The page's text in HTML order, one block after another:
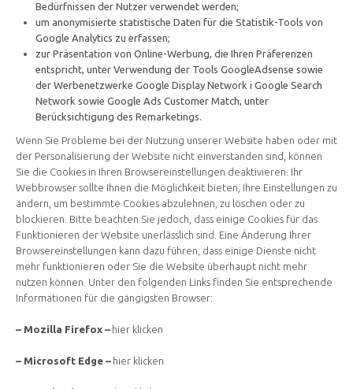
Bedürfnissen der Nutzer verwendet werden;
um anonymisierte statistische Daten für die Statistik-Tools von
Google Analytics zu erfassen;
zur Präsentation von Online-Werbung, die Ihren Präferenzen
entspricht, unter Verwendung der Tools GoogleAdsense sowie
der Werbenetzwerke Google Display Network i Google Search
Network sowie Google Ads Customer Match, unter
Berücksichtigung des Remarketings.
Wenn Sie Probleme bei der Nutzung unserer Website haben oder mit
der Personalisierung der Website nicht einverstanden sind, können
Sie die Cookies in Ihren Browsereinstellungen deaktivieren. Ihr
Webbrowser sollte Ihnen die Möglichkeit bieten, Ihre Einstellungen zu
ändern, um bestimmte Cookies abzulehnen, zu löschen oder zu
blockieren. Bitte beachten Sie jedoch, dass einige Cookies für das
Funktionieren der Website unerlässlich sind. Eine Änderung Ihrer
Browsereinstellungen kann dazu führen, dass einige Dienste nicht
mehr funktionieren oder Sie die Website überhaupt nicht mehr
nutzen können. Unter den folgenden Links finden Sie entsprechende
Informationen für die gängigsten Browser:
– Mozilla Firefox – hier klicken
– Microsoft Edge – hier klicken